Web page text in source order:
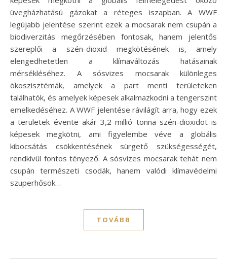
üvegházhatású gázokat a réteges iszapban. A WWF
legújabb jelentése szerint ezek a mocsarak nem csupán a
biodiverzitás megőrzésében fontosak, hanem jelentős
szereplői a szén-dioxid megkötésének is, amely
elengedhetetlen a klímaváltozás hatásainak
mérsékléséhez. A sósvizes mocsarak különleges
ökoszisztémák, amelyek a part menti területeken
találhatók, és amelyek képesek alkalmazkodni a tengerszint
emelkedéséhez. A WWF jelentése rávilágít arra, hogy ezek
a területek évente akár 3,2 millió tonna szén-dioxidot is
képesek megkötni, ami figyelembe véve a globális
kibocsátás csökkentésének sürgető szükségességét,
rendkívül fontos tényező. A sósvizes mocsarak tehát nem
csupán természeti csodák, hanem valódi klímavédelmi
szuperhősök…
TOVÁBB